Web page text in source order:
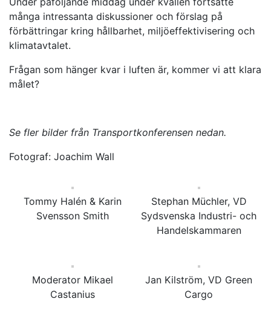
många intressanta diskussioner och förslag på
förbättringar kring hållbarhet, miljöeffektivisering och
klimatavtalet.
Frågan som hänger kvar i luften är, kommer vi att klara
målet?
Se fler bilder från Transportkonferensen nedan.
Fotograf: Joachim Wall
Tommy Halén & Karin
Svensson Smith
Stephan Müchler, VD
Sydsvenska Industri- och
Handelskammaren
Moderator Mikael
Castanius
Jan Kilström, VD Green
Cargo